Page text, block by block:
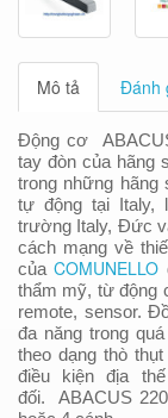
Mô tả Đánh
Động cơ
tay đòn của hãng
trong những hãng
tự động tại Italy,
trường Italy, Đức
cách mạng về
củaCOMUNELLO
thẩm mỹ, từ động
remote, sensor.
đa năng trong
theo dạng thò
điều kiện địa
đối.
ABACUS 220